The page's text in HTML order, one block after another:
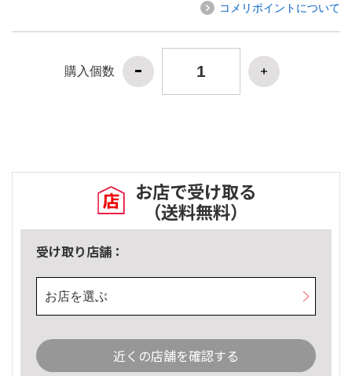
コメリポイントについて
購入個数
お店で受け取る
（送料無料）
受け取り店舗：
お店を選ぶ
近くの店舗を確認する